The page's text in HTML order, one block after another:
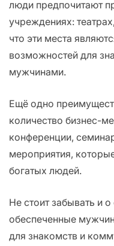
люди предпочитают
учреждениях:
что эти места
возможностей для
мужчинами.
Ещё одно
количество бизнес-
конференции,
мероприятия,
богатых людей.
Не стоит забывать и
обеспеченные
для знакомств и